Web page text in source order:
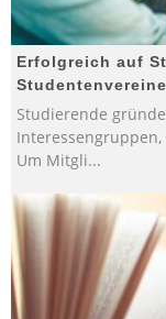
Erfolgreich auf
Studierende
Um Mitgli...